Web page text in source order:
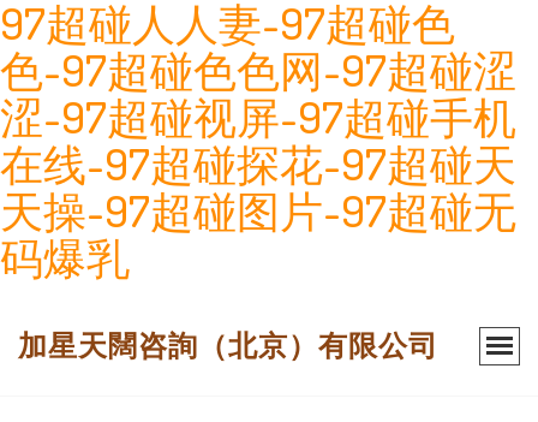
97超碰人人妻-97超碰色
色-97超碰色色网-97超碰涩
涩-97超碰视屏-97超碰手机
在线-97超碰探花-97超碰天
天操-97超碰图片-97超碰无
码爆乳
加星天闊咨詢（北京）有限公司